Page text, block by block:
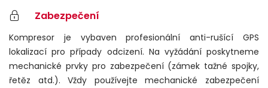
Zabezpečení
Kompresor je vybaven profesionální anti-rušící GPS
lokalizací pro případy odcizení. Na vyžádání poskytneme
mechanické prvky pro zabezpečení (zámek tažné spojky,
řetěz atd.). Vždy používejte mechanické zabezpečení